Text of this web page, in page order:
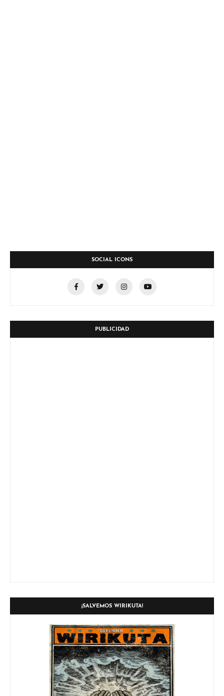
SOCIAL ICONS
PUBLICIDAD
¡SALVEMOS WIRIKUTA!